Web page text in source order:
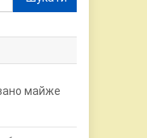
майже